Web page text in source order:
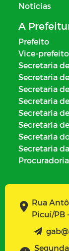
Notícias
A
Prefeito
Vice-prefeito
Secretaria
Secretaria
Secretaria
Secretaria
Secretaria
Secretaria
Secretaria
Secretaria
Rua
Picuí/PB